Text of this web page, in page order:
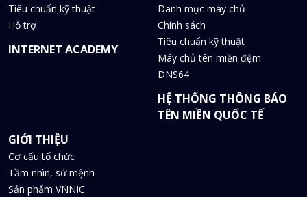
Tiêu chuẩn kỹ thuật
Hỗ trợ
INTERNET ACADEMY
Danh mục máy chủ
Chính sách
Tiêu chuẩn kỹ thuật
Máy chủ tên miền đệm
DNS64
HỆ THỐNG THÔNG BÁO
TÊN MIỀN QUỐC TẾ
GIỚI THIỆU
Cơ cấu tổ chức
Tầm nhìn, sứ mệnh
Sản phẩm VNNIC